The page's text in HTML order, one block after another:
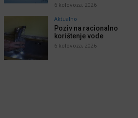
6 kolovoza, 2026
Aktualno
Poziv na racionalno
korištenje vode
6 kolovoza, 2026